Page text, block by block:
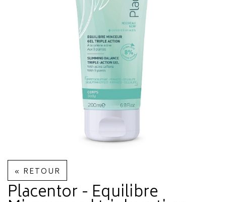
« RETOUR
Placentor - Equilibre